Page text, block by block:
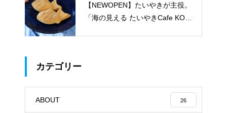
【NEWOPEN】たいやきが主役。
「海の見える たいやきCafe KOM
カテゴリー
ABOUT 26